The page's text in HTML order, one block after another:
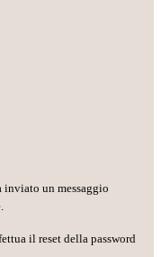
inviato un messaggio
il reset della password